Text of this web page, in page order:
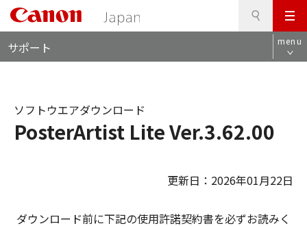
メ
ニ
ュ
サポート menu
PosterArtist Lite Ver.3.62.00
ソフトウエアダウンロード
更新日：2026年01月22日
ダウンロード前に下記の使用許諾契約書を必ずお読みく